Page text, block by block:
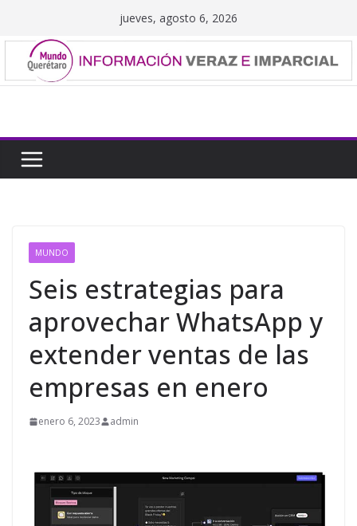
contenido
jueves, agosto 6, 2026
MUNDO
Seis estrategias para
aprovechar WhatsApp y
extender ventas de las
empresas en enero
enero 6, 2023 admin